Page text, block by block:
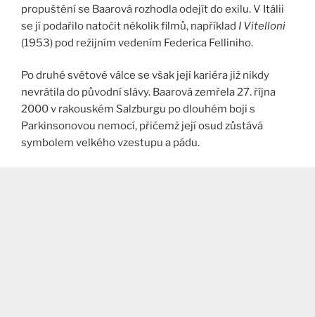
propuštění se Baarová rozhodla odejít do exilu. V Itálii
se jí podařilo natočit několik filmů, například I Vitelloni
(1953) pod režijním vedením Federica Felliniho.
Po druhé světové válce se však její kariéra již nikdy
nevrátila do původní slávy. Baarová zemřela 27. října
2000 v rakouském Salzburgu po dlouhém boji s
Parkinsonovou nemocí, přičemž její osud zůstává
symbolem velkého vzestupu a pádu.